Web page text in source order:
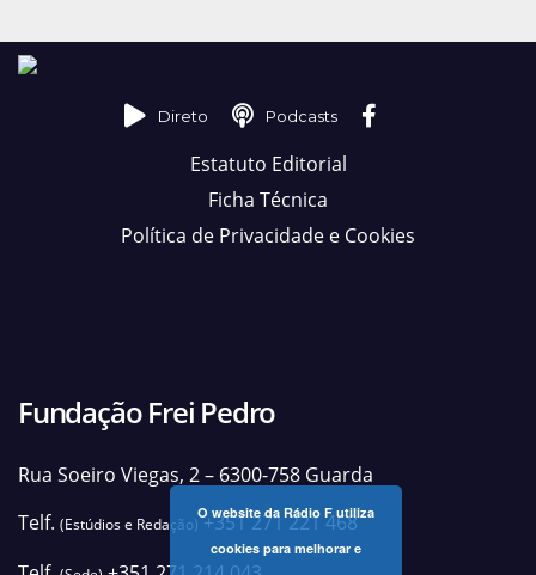
Direto Podcasts
Estatuto Editorial
Ficha Técnica
Política de Privacidade e Cookies
Fundação Frei Pedro
Rua Soeiro Viegas, 2 – 6300-758 Guarda
Telf. (Estúdios e Redação)+351 271 221 468
O website da Rádio F utiliza
cookies para melhorar e